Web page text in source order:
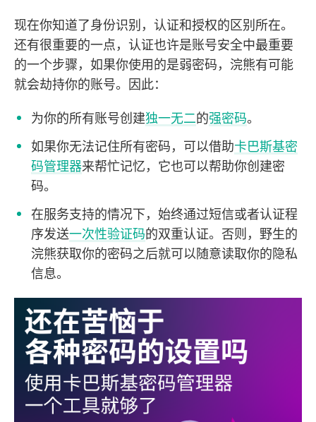
现在你知道了身份识别，认证和授权的区别所在。
还有很重要的一点，认证也许是账号安全中最重要
的一个步骤，如果你使用的是弱密码，浣熊有可能
就会劫持你的账号。因此：
为你的所有账号创建独一无二的强密码。
如果你无法记住所有密码，可以借助卡巴斯基密
码管理器来帮忙记忆，它也可以帮助你创建密
码。
在服务支持的情况下，始终通过短信或者认证程
序发送一次性验证码的双重认证。否则，野生的
浣熊获取你的密码之后就可以随意读取你的隐私
信息。